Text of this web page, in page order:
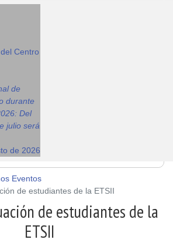
Centro
de
durante
Del
julio será
de 2026
Eventos
de estudiantes de la ETSII
de estudiantes de la
ETSII